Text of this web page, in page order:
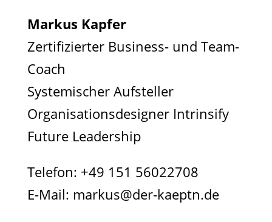
Markus Kapfer
Zertifizierter Business- und Team-
Coach
Systemischer Aufsteller
Organisationsdesigner Intrinsify
Future Leadership
Telefon: +49 151 56022708
E-Mail: markus@der-kaeptn.de